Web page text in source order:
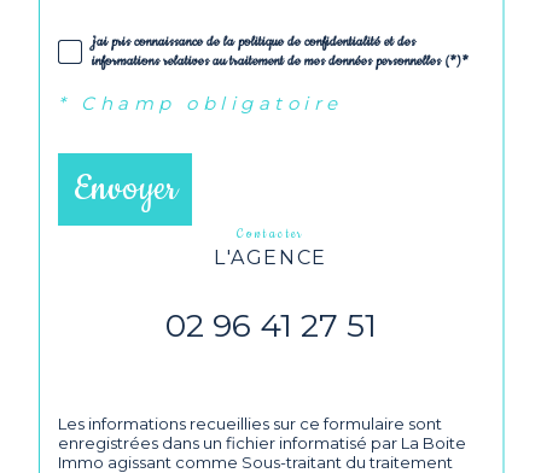
j'ai pris connaissance de la politique de confidentialité et des
informations relatives au traitement de mes données personnelles (*)*
* Champ obligatoire
Envoyer
contacter
L'AGENCE
02 96 41 27 51
Les informations recueillies sur ce formulaire sont
enregistrées dans un fichier informatisé par La Boite
Immo agissant comme Sous-traitant du traitement